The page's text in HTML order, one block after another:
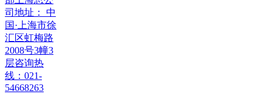
司地址： 中
国·上海市徐
汇区虹梅路
2008号3幢3
层咨询热
线：021-
54668263